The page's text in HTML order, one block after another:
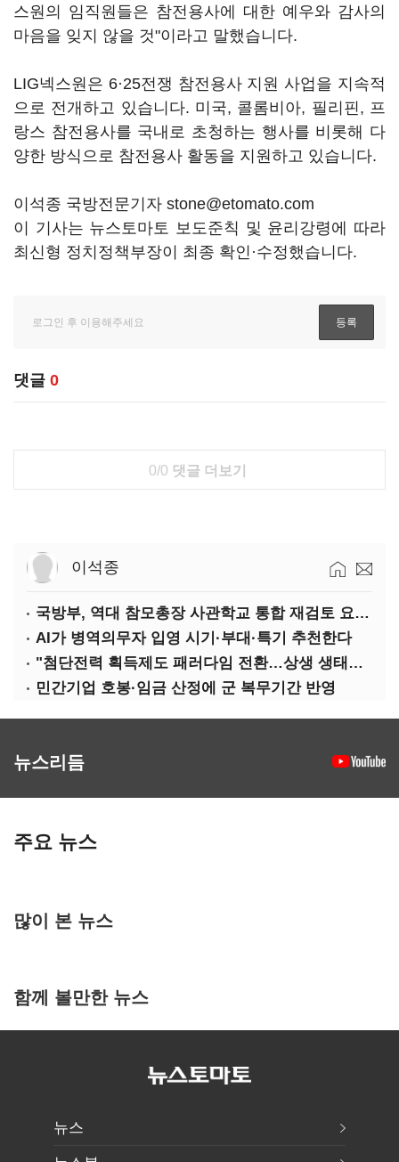
스원의 임직원들은 참전용사에 대한 예우와 감사의
마음을 잊지 않을 것"이라고 말했습니다.
LIG넥스원은 6·25전쟁 참전용사 지원 사업을 지속적
으로 전개하고 있습니다. 미국, 콜롬비아, 필리핀, 프
랑스 참전용사를 국내로 초청하는 행사를 비롯해 다
양한 방식으로 참전용사 활동을 지원하고 있습니다.
이석종 국방전문기자 stone@etomato.com
이 기사는 뉴스토마토 보도준칙 및 윤리강령에 따라
최신형 정치정책부장이 최종 확인·수정했습니다.
댓글 0
0/0 댓글 더보기
이석종
국방부, 역대 참모총장 사관학교 통합 재검토 요구에 "다양한 의견 수렴해 합리적 시스템 만들 것"
AI가 병역의무자 입영 시기·부대·특기 추천한다
"첨단전력 획득제도 패러다임 전환…상생 생태계 조성해 대체불가 K-방산 도약"
민간기업 호봉·임금 산정에 군 복무기간 반영
뉴스리듬
주요 뉴스
많이 본 뉴스
함께 볼만한 뉴스
뉴스